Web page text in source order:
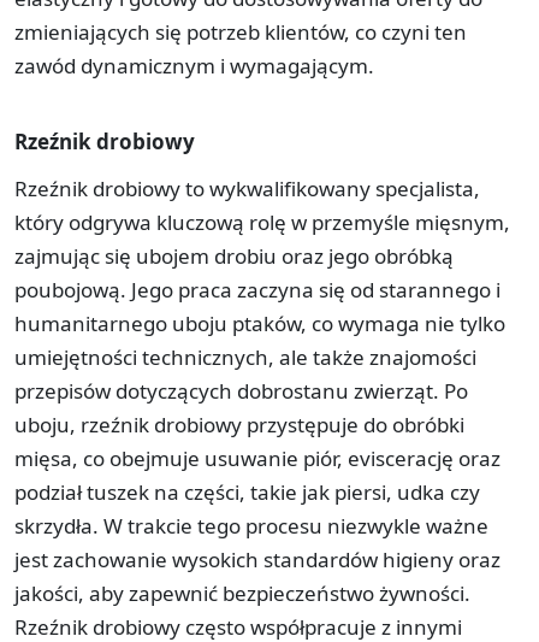
zmieniających się potrzeb klientów, co czyni ten
zawód dynamicznym i wymagającym.
Rzeźnik drobiowy
Rzeźnik drobiowy to wykwalifikowany specjalista,
który odgrywa kluczową rolę w przemyśle mięsnym,
zajmując się ubojem drobiu oraz jego obróbką
poubojową. Jego praca zaczyna się od starannego i
humanitarnego uboju ptaków, co wymaga nie tylko
umiejętności technicznych, ale także znajomości
przepisów dotyczących dobrostanu zwierząt. Po
uboju, rzeźnik drobiowy przystępuje do obróbki
mięsa, co obejmuje usuwanie piór, eviscerację oraz
podział tuszek na części, takie jak piersi, udka czy
skrzydła. W trakcie tego procesu niezwykle ważne
jest zachowanie wysokich standardów higieny oraz
jakości, aby zapewnić bezpieczeństwo żywności.
Rzeźnik drobiowy często współpracuje z innymi